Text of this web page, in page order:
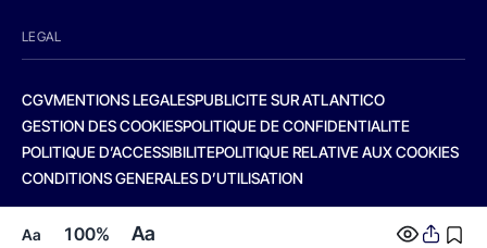
Aa 100% Aa
LEGAL
CGVMENTIONS LEGALESPUBLICITE SUR ATLANTICO
GESTION DES COOKIESPOLITIQUE DE CONFIDENTIALITE
POLITIQUE D’ACCESSIBILITEPOLITIQUE RELATIVE AUX COOKIES
CONDITIONS GENERALES D’UTILISATION